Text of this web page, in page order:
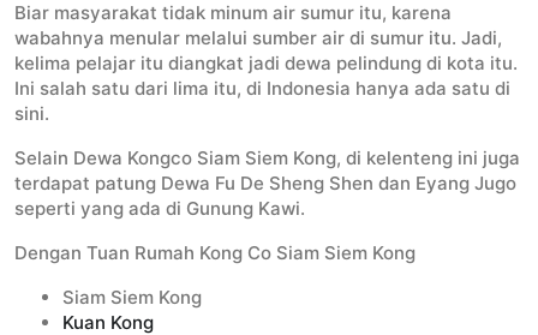
Biar masyarakat tidak minum air sumur itu, karena
wabahnya menular melalui sumber air di sumur itu. Jadi,
kelima pelajar itu diangkat jadi dewa pelindung di kota itu.
Ini salah satu dari lima itu, di Indonesia hanya ada satu di
sini.
Selain Dewa Kongco Siam Siem Kong, di kelenteng ini juga
terdapat patung Dewa Fu De Sheng Shen dan Eyang Jugo
seperti yang ada di Gunung Kawi.
Dengan Tuan Rumah Kong Co Siam Siem Kong
Siam Siem Kong
Kuan Kong